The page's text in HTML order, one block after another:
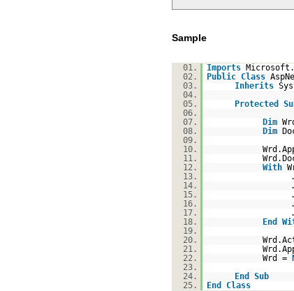
Sample
01. Imports
02.
Public Class
03.
Inherits
04.
05.
Protected
06.
07.
Dim
08.
Dim
09.
10.
11.
12.
With
13.
14.
15.
16.
17.
18.
End
19.
20.
21.
22.
Wrd =
23.
24.
End
Sub
25.
End Class